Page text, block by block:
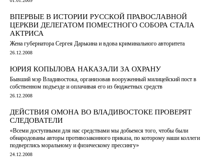
ВПЕРВЫЕ В ИСТОРИИ РУССКОЙ ПРАВОСЛАВНОЙ
ЦЕРКВИ ДЕЛЕГАТОМ ПОМЕСТНОГО СОБОРА СТАЛА
АКТРИСА
Жена губернатора Сергея Дарькина и вдова криминального авторитета
26.12.2008
ЮРИЯ КОПЫЛОВА НАКАЗАЛИ ЗА ОХРАНУ
Бывший мэр Владивостока, организовав вооруженный милицейский пост в
собственном подъезде и оплачивая его из бюджетных средств
26.12.2008
ДЕЙСТВИЯ ОМОНА ВО ВЛАДИВОСТОКЕ ПРОВЕРЯТ
СЛЕДОВАТЕЛИ
«Всеми доступными для нас средствами мы добьемся того, чтобы были
обнародованы авторы противозаконного приказа, по которому наши коллеги
подверглись моральному и физическому прессингу»
24.12.2008